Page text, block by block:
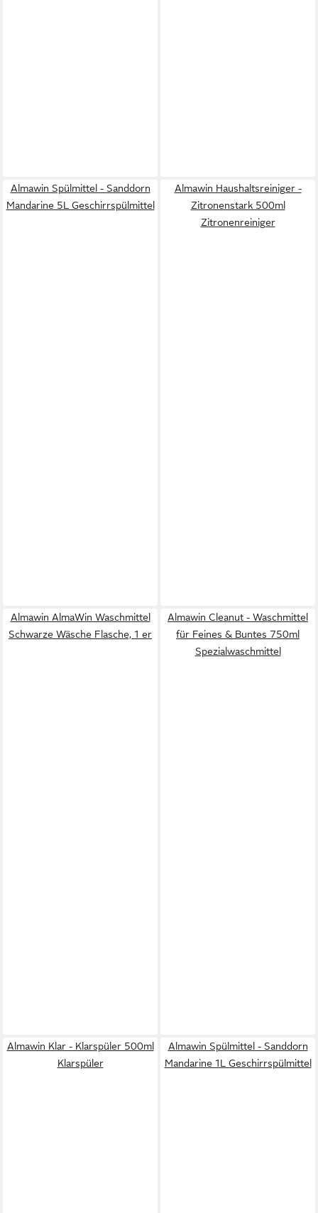
Almawin Spülmittel - Sanddorn
Mandarine 5L Geschirrspülmittel
Almawin Haushaltsreiniger -
Zitronenstark 500ml
Zitronenreiniger
Almawin AlmaWin Waschmittel
Schwarze Wäsche Flasche, 1 er
Almawin Cleanut - Waschmittel
für Feines & Buntes 750ml
Spezialwaschmittel
Almawin Klar - Klarspüler 500ml
Klarspüler
Almawin Spülmittel - Sanddorn
Mandarine 1L Geschirrspülmittel